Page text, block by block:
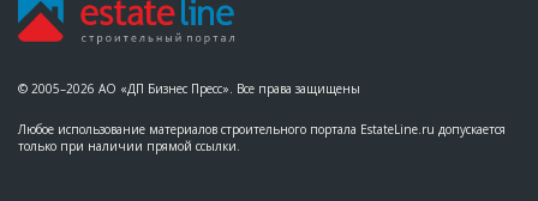
© 2005–2026 АО «ДП Бизнес Пресс». Все права защищены
Любое использование материалов строительного портала EstateLine.ru допускается
только при наличии прямой ссылки.